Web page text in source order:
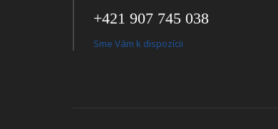
+421 907 745 038
Sme Vám k dispozícii